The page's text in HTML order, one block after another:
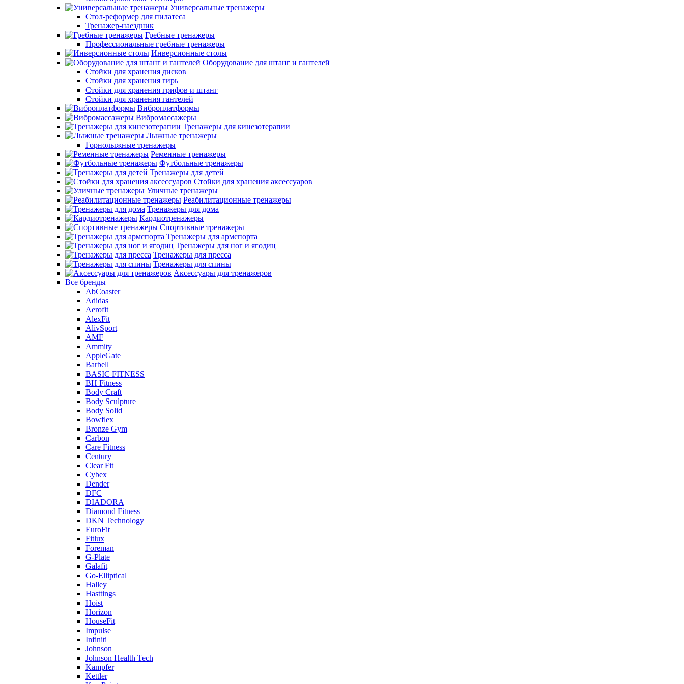
Универсальные тренажеры
Стол-реформер для пилатеса
Тренажер-наездник
Гребные тренажеры
Профессиональные гребные тренажеры
Инверсионные столы
Оборудование для штанг и гантелей
Стойки для хранения дисков
Стойки для хранения гирь
Стойки для хранения грифов и штанг
Стойки для хранения гантелей
Виброплатформы
Вибромассажеры
Тренажеры для кинезотерапии
Лыжные тренажеры
Горнолыжные тренажеры
Ременные тренажеры
Футбольные тренажеры
Тренажеры для детей
Стойки для хранения аксессуаров
Уличные тренажеры
Реабилитационные тренажеры
Тренажеры для дома
Кардиотренажеры
Спортивные тренажеры
Тренажеры для армспорта
Тренажеры для ног и ягодиц
Тренажеры для пресса
Тренажеры для спины
Аксессуары для тренажеров
Все бренды
AbCoaster
Adidas
Aerofit
AlexFit
AlivSport
AMF
Ammity
AppleGate
Barbell
BASIC FITNESS
BH Fitness
Body Craft
Body Sculpture
Body Solid
Bowflex
Bronze Gym
Carbon
Care Fitness
Century
Clear Fit
Cybex
Dender
DFC
DIADORA
Diamond Fitness
DKN Technology
EuroFit
Fitlux
Foreman
G-Plate
Galafit
Go-Elliptical
Halley
Hasttings
Hoist
Horizon
HouseFit
Impulse
Infiniti
Johnson
Johnson Health Tech
Kampfer
Kettler